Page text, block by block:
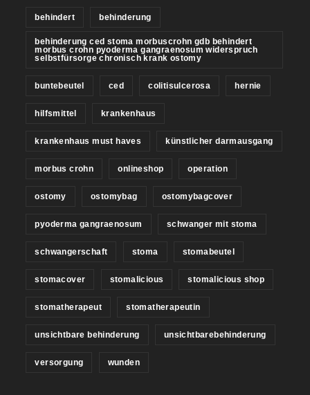
behindert behinderung
behinderung ced stoma morbuscrohn gdb behindert
morbus crohn pyoderma gangraenosum widerspruch
selbstfürsorge chronisch krank ostomy
buntebeutel ced colitisulcerosa hernie
hilfsmittel krankenhaus
krankenhaus must haves künstlicher darmausgang
morbus crohn onlineshop operation
ostomy ostomybag ostomybagcover
pyoderma gangraenosum schwanger mit stoma
schwangerschaft stoma stomabeutel
stomacover stomalicious stomalicious shop
stomatherapeut stomatherapeutin
unsichtbare behinderung unsichtbarebehinderung
versorgung wunden